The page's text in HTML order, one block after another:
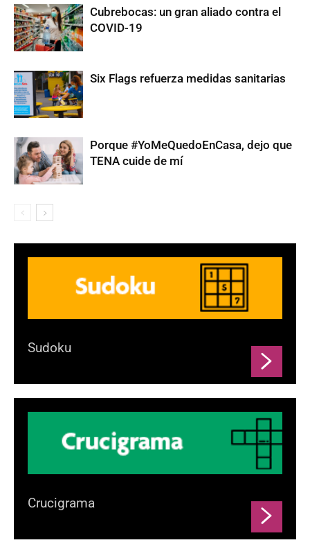
Cubrebocas: un gran aliado contra el
COVID-19
Six Flags refuerza medidas sanitarias
Porque #YoMeQuedoEnCasa, dejo que
TENA cuide de mí
Sudoku
Crucigrama